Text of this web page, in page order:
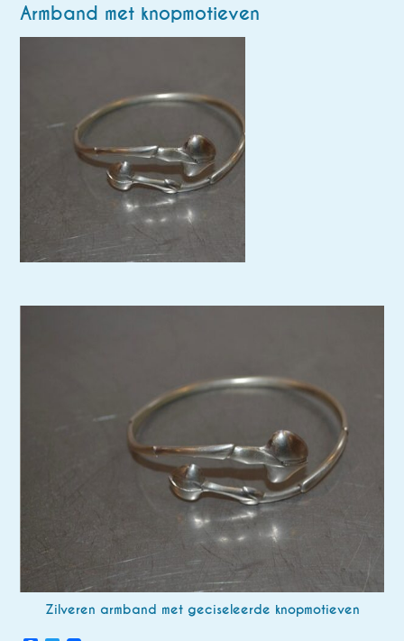
Armband met knopmotieven
Zilveren armband met geciseleerde knopmotieven